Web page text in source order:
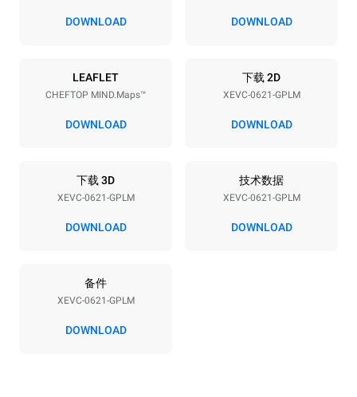
电压
220-240V 1N~
功率
1 kW
插头类型
F型插头 | ✓
电力能耗（kWh）
DOWNLOAD DOWNLOAD
LEAFLET
CHEFTOP MIND.Maps™
DOWNLOAD
下载 2D
XEVC-0621-GPLM
DOWNLOAD
下载 3D
XEVC-0621-GPLM
DOWNLOAD
技术数据
XEVC-0621-GPLM
DOWNLOAD
备件
XEVC-0621-GPLM
DOWNLOAD